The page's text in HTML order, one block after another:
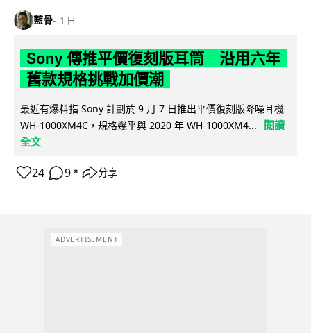
藍骨 1 日
Sony 傳推平價復刻版耳筒 沿用六年
舊款規格挑戰加價潮
最近有爆料指 Sony 計劃於 9 月 7 日推出平價復刻版降噪耳機
WH-1000XM4C，規格幾乎與 2020 年 WH-1000XM4...
閱讀
全文
24 9 ↗ 分享
ADVERTISEMENT